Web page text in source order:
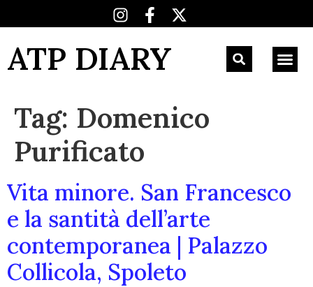
ATP DIARY
Tag: Domenico
Purificato
Vita minore. San Francesco
e la santità dell’arte
contemporanea | Palazzo
Collicola, Spoleto